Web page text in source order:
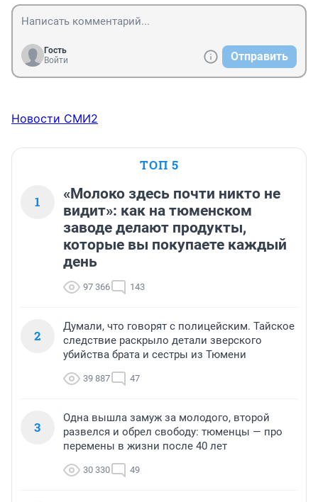
Гость
Войти
Отправить
Новости СМИ2
ТОП 5
1
«Молоко здесь почти никто не
видит»: как на тюменском
заводе делают продукты,
которые вы покупаете каждый
день
97 366 143
2
Думали, что говорят с полицейским. Тайское
следствие раскрыло детали зверского
убийства брата и сестры из Тюмени
39 887 47
3
Одна вышла замуж за молодого, второй
развелся и обрел свободу: тюменцы — про
перемены в жизни после 40 лет
30 330 49